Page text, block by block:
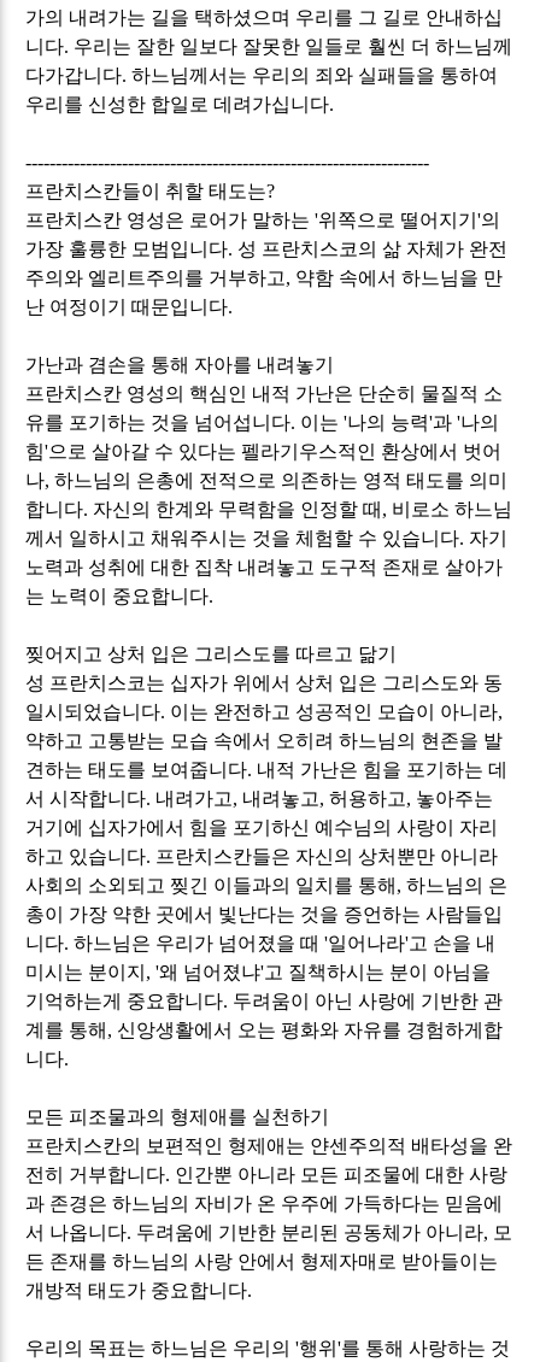
가의 내려가는 길을 택하셨으며 우리를 그 길로 안내하십
니다. 우리는 잘한 일보다 잘못한 일들로 훨씬 더 하느님께
다가갑니다.하느님께서는 우리의 죄와 실패들을 통하여
우리를 신성한 합일로 데려가십니다.
-------------------------------------------------------------------
프란치스칸들이 취할 태도는?
프란치스칸 영성은 로어가 말하는'위쪽으로 떨어지기'의
가장 훌륭한 모범입니다. 성 프란치스코의 삶 자체가 완전
주의와 엘리트주의를 거부하고, 약함 속에서 하느님을 만
난 여정이기 때문입니다.
가난과 겸손을 통해 자아를 내려놓기
프란치스칸 영성의 핵심인 내적 가난은 단순히 물질적 소
유를 포기하는 것을 넘어섭니다. 이는'나의 능력'과'나의
힘'으로 살아갈 수 있다는 펠라기우스적인 환상에서 벗어
나,하느님의 은총에 전적으로 의존하는 영적 태도를 의미
합니다. 자신의 한계와 무력함을 인정할 때 , 비로소 하느님
께서 일하시고 채워주시는 것을 체험할 수 있습니다. 자기
노력과 성취에 대한 집착 내려놓고 도구적 존재로 살아가
는 노력이 중요합니다.
찢어지고 상처 입은 그리스도를 따르고 닮기
성 프란치스코는 십자가 위에서 상처 입은 그리스도와 동
일시되었습니다. 이는 완전하고 성공적인 모습이 아니라,
약하고 고통받는 모습 속에서 오히려 하느님의 현존을 발
견하는 태도를 보여줍니다. 내적 가난은 힘을 포기하는 데
서 시작합니다. 내려가고, 내려놓고,허용하고, 놓아주는
거기에 십자가에서 힘을 포기하신 예수님의 사랑이 자리
하고 있습니다. 프란치스칸들은 자신의 상처뿐만 아니라
사회의 소외되고 찢긴 이들과의 일치를 통해 ,하느님의 은
총이 가장 약한 곳에서 빛난다는 것을 증언하는 사람들입
니다.하느님은 우리가 넘어졌을 때'일어나라'고 손을 내
미시는 분이지 , '왜 넘어졌냐'고 질책하시는 분이 아님을
기억하는게 중요합니다. 두려움이 아닌 사랑에 기반한 관
계를 통해 , 신앙생활에서 오는 평화와 자유를 경험하게합
니다.
모든 피조물과의 형제애를 실천하기
프란치스칸의 보편적인 형제애는 얀센주의적 배타성을 완
전히 거부합니다. 인간뿐 아니라 모든 피조물에 대한 사랑
과 존경은 하느님의 자비가 온 우주에 가득하다는 믿음에
서 나옵니다. 두려움에 기반한 분리된 공동체가 아니라, 모
든 존재를 하느님의 사랑 안에서 형제자매로 받아들이는
개방적 태도가 중요합니다.
우리의 목표는 하느님은 우리의'행위'를 통해 사랑하는 것